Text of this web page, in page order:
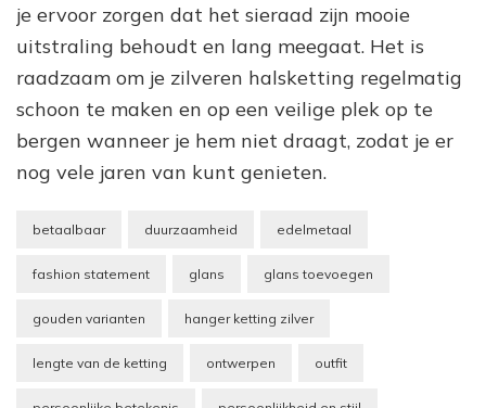
je ervoor zorgen dat het sieraad zijn mooie
uitstraling behoudt en lang meegaat. Het is
raadzaam om je zilveren halsketting regelmatig
schoon te maken en op een veilige plek op te
bergen wanneer je hem niet draagt, zodat je er
nog vele jaren van kunt genieten.
betaalbaar duurzaamheid edelmetaal
fashion statement glans glans toevoegen
gouden varianten hanger ketting zilver
lengte van de ketting ontwerpen outfit